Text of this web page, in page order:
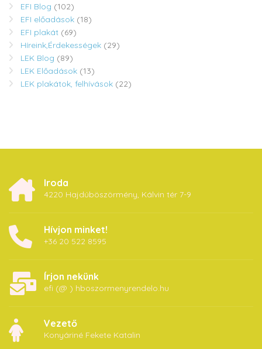
EFI Blog (102)
EFI előadások (18)
EFI plakát (69)
Híreink,Érdekességek (29)
LEK Blog (89)
LEK Előadások (13)
LEK plakátok, felhívások (22)
Iroda
4220 Hajdúböszörmény, Kálvin tér 7-9
Hívjon minket!
+36 20 522 8595
Írjon nekünk
efi (@ ) hboszormenyrendelo.hu
Vezető
Konyáriné Fekete Katalin